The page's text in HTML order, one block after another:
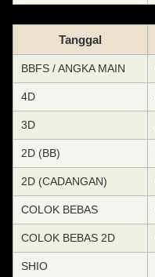
Tanggal
BBFS / ANGKA MAIN
4D
3D
2D (BB)
2D (CADANGAN)
COLOK BEBAS
COLOK BEBAS 2D
SHIO